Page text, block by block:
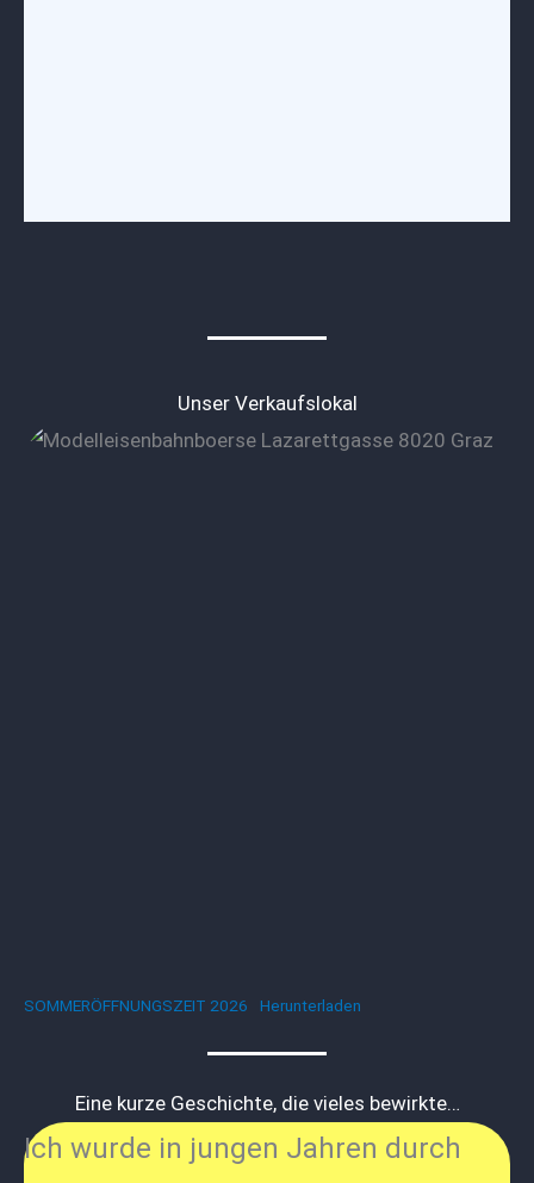
Unser Verkaufslokal
SOMMERÖFFNUNGSZEIT 2026 Herunterladen
Eine kurze Geschichte, die vieles bewirkte…
Ich wurde in jungen Jahren durch